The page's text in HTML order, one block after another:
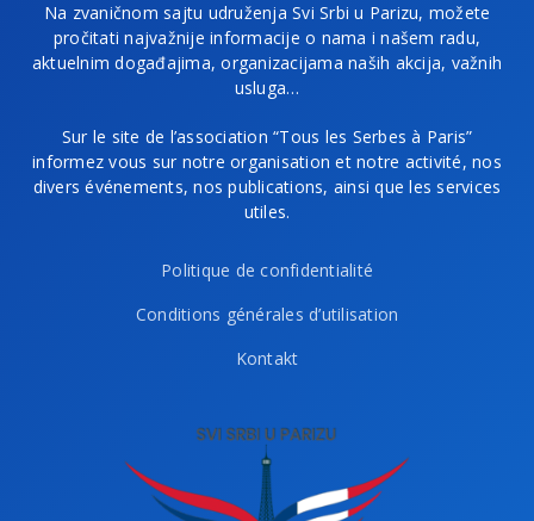
Na zvaničnom sajtu udruženja Svi Srbi u Parizu, možete
pročitati najvažnije informacije o nama i našem radu,
aktuelnim događajima, organizacijama naših akcija, važnih
usluga…
Sur le site de l’association “Tous les Serbes à Paris”
informez vous sur notre organisation et notre activité, nos
divers événements, nos publications, ainsi que les services
utiles.
Politique de confidentialité
Conditions générales d’utilisation
Kontakt